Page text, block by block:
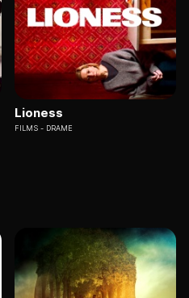
Lioness
FILMS DRAME